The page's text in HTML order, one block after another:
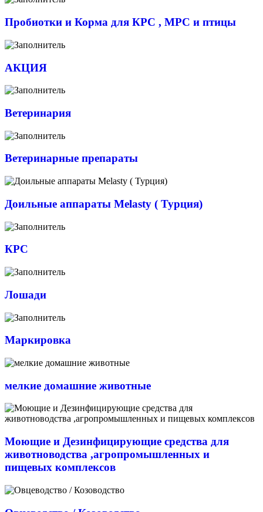
Пробиотки и Корма для КРС , МРС и птицы
АКЦИЯ
Ветеринария
Ветеринарные препараты
Доильные аппараты Melasty ( Турция)
КРС
Лошади
Маркировка
мелкие домашние животные
Моющие и Дезинфицирующие средства для
животноводства ,агропромышленных и
пищевых комплексов